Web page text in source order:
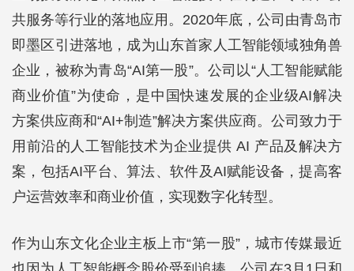
共服务等行业的落地应用。2020年底，公司由青岛市
即墨区引进落地，成为山东首家人工智能领域独角兽
企业，被称为青岛“AI第一股”。公司以“人工智能赋能
商业价值”为使命，是中国快速发展的企业级AI解决
方案供应商和“AI+制造”解决方案供应商。公司致力于
用前沿的人工智能技术为企业提供 AI 产品及解决方
案，包括AI平台、算法、软件及AI赋能设备，提高客
户运营效率和商业价值，实现数字化转型。
作为山东文化企业主板上市“第一股”，城市传媒最近